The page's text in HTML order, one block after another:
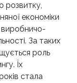
розвитку,
економіки
виробничо-
За таких
роль
Їх
стала